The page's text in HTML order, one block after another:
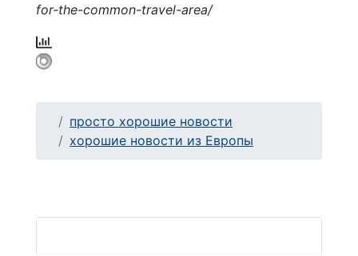
for-the-common-travel-area/
просто хорошие новости
хорошие новости из Европы